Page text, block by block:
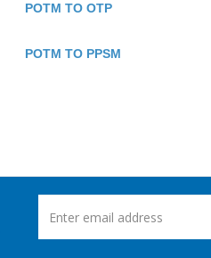
POTM TO OTP
POTM TO PPSM